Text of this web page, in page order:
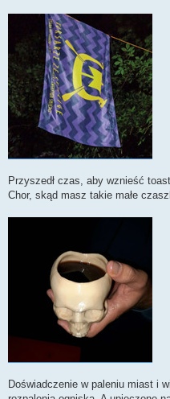
Przyszedł czas, aby wznieść
Chor, skąd masz takie małe
Doświadczenie w paleniu miast i